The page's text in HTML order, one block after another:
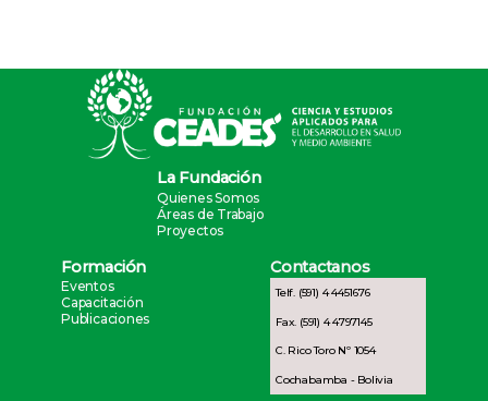
La Fundación
Quienes Somos
Áreas de Trabajo
Proyectos
Formación
Eventos
Capacitación
Publicaciones
Contactanos
Telf. (591) 4 4451676
Fax. (591) 4 4797145
C. Rico Toro Nº 1054
Cochabamba - Bolivia